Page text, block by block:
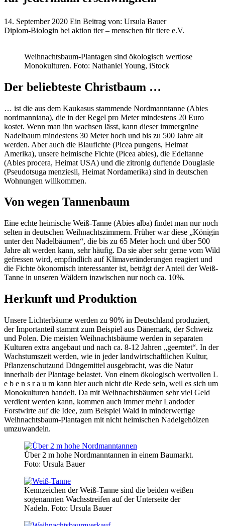
14. September 2020 Ein Beitrag von: Ursula Bauer
Diplom-Biologin bei aktion tier – menschen für tiere e.V.
Weihnachtsbaum-Plantagen sind ökologisch wertlose
Monokulturen. Foto: Nathaniel Young, iStock
Der beliebteste Christbaum …
… ist die aus dem Kaukasus stammende Nordmanntanne (Abies
nordmanniana), die in der Regel pro Meter mindestens 20 Euro
kostet. Wenn man ihn wachsen lässt, kann dieser immergrüne
Nadelbaum mindestens 30 Meter hoch und bis zu 500 Jahre alt
werden. Aber auch die Blaufichte (Picea pungens, Heimat
Amerika), unsere heimische Fichte (Picea abies), die Edeltanne
(Abies procera, Heimat USA) und die zitronig duftende Douglasie
(Pseudotsuga menziesii, Heimat Nordamerika) sind in deutschen
Wohnungen willkommen.
Von wegen Tannenbaum
Eine echte heimische Weiß-Tanne (Abies alba) findet man nur noch
selten in deutschen Weihnachtszimmern. Früher war diese „Königin
unter den Nadelbäumen“, die bis zu 65 Meter hoch und über 500
Jahre alt werden kann, sehr häufig. Da sie aber sehr gerne vom Wild
gefressen wird, empfindlich auf Klimaveränderungen reagiert und
die Fichte ökonomisch interessanter ist, beträgt der Anteil der Weiß-
Tanne in unseren Wäldern inzwischen nur noch ca. 10%.
Herkunft und Produktion
Unsere Lichterbäume werden zu 90% in Deutschland produziert,
der Importanteil stammt zum Beispiel aus Dänemark, der Schweiz
und Polen. Die meisten Weihnachtsbäume werden in separaten
Kulturen extra angebaut und nach ca. 8-12 Jahren „geerntet“. In der
Wachstumszeit werden, wie in jeder landwirtschaftlichen Kultur,
Pflanzenschutzund Düngemittel ausgebracht, was die Natur
innerhalb der Plantage belastet. Von einem ökologisch wertvollen L
e b e n s r a u m kann hier auch nicht die Rede sein, weil es sich um
Monokulturen handelt. Da mit Weihnachtsbäumen sehr viel Geld
verdient werden kann, kommen auch immer mehr Landoder
Forstwirte auf die Idee, zum Beispiel Wald in minderwertige
Weihnachtsbaum-Plantagen mit nicht heimischen Nadelgehölzen
umzuwandeln.
Über 2 m hohe Nordmanntannen in einem Baumarkt.
Foto: Ursula Bauer
Kennzeichen der Weiß-Tanne sind die beiden weißen
sogenannten Wachsstreifen auf der Unterseite der
Nadeln. Foto: Ursula Bauer